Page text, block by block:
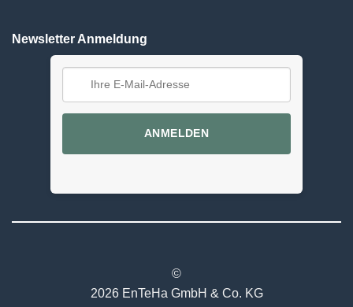
Newsletter Anmeldung
ANMELDEN
©
2026 EnTeHa GmbH & Co. KG